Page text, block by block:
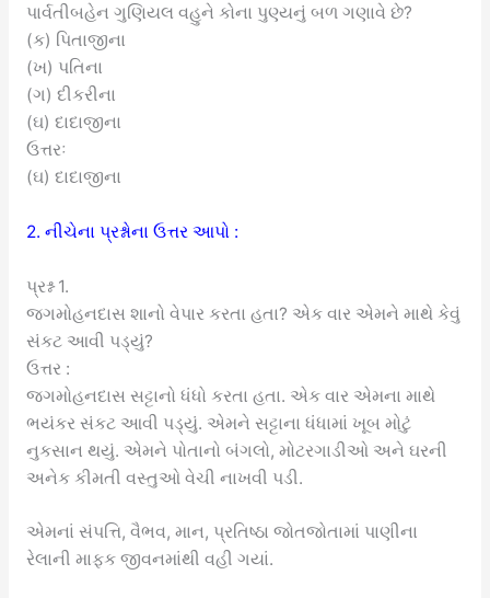
પાર્વતીબહેન ગુણિયલ વહુને કોના પુણ્યનું બળ ગણાવે છે?
(ક) પિતાજીના
(ખ) પતિના
(ગ) દીકરીના
(ઘ) દાદાજીના
ઉત્તરઃ
(ઘ) દાદાજીના
2. નીચેના પ્રશ્નોના ઉત્તર આપો :
પ્રશ્ન 1.
જગમોહનદાસ શાનો વેપાર કરતા હતા? એક વાર એમને માથે કેવું
સંકટ આવી પડ્યું?
ઉત્તર :
જગમોહનદાસ સટ્ટાનો ધંધો કરતા હતા. એક વાર એમના માથે
ભયંકર સંકટ આવી પડ્યું. એમને સટ્ટાના ધંધામાં ખૂબ મોટું
નુકસાન થયું. એમને પોતાનો બંગલો, મોટરગાડીઓ અને ઘરની
અનેક કીમતી વસ્તુઓ વેચી નાખવી પડી.
એમનાં સંપત્તિ, વૈભવ, માન, પ્રતિષ્ઠા જોતજોતામાં પાણીના
રેલાની માફક જીવનમાંથી વહી ગયાં.